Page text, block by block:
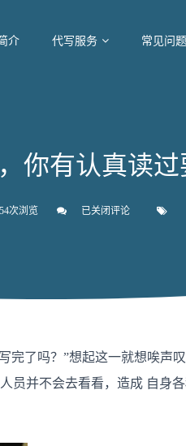
介 代写服务 常见问题
你有认真读过
次浏览
写
过
要
求
已关闭评论
完了吗？”想起这一就想唉声
员并不会去看看，造成 自身